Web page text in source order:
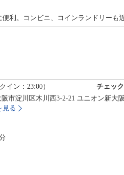
利。コンビニ、コインランドリーも
イン：23:00） チェッ
阪市淀川区木川西3-2-21 ユニオン新大
見る